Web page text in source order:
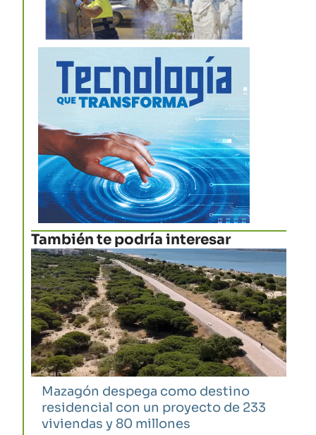
También te podría interesar
Mazagón despega como destino
residencial con un proyecto de 233
viviendas y 80 millones